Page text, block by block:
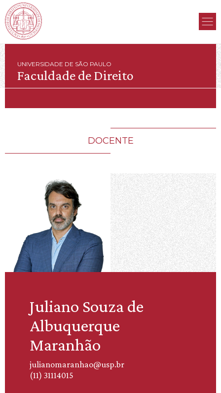
UNIVERSIDADE DE SÃO PAULO
Faculdade de Direito
DOCENTE
Juliano Souza de
Albuquerque
Maranhão
julianomaranhao@usp.br
(11) 31114015